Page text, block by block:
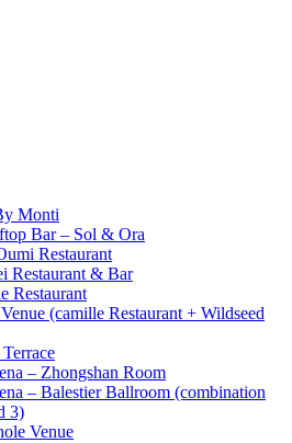
Monti
Bar – Sol & Ora
Restaurant
Restaurant & Bar
Restaurant
(camille Restaurant + Wildseed
– Zhongshan Room
– Balestier Ballroom (combination
3)
Venue